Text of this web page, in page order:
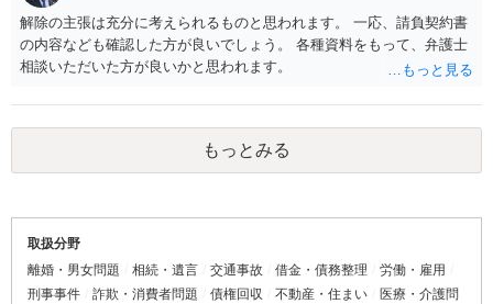
解除の主張は充分に考えられるものと思われます。 一応、請負契約書
の内容なども確認した方が良いでしょう。 各種資料をもって、弁護士
相談いただいた方が良いかと思われます。
もっとみる
取扱分野
離婚・男女問題
相続・遺言 交通事故 借金・債務整理
労働・雇用
刑事事件
詐欺・消費者問題 債権回収 不動産・住まい
医療・介護問